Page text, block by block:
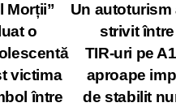
Un autoturism
strivit
TIR-uri pe
aproape
de stabilit
Morții”
o
victima
între